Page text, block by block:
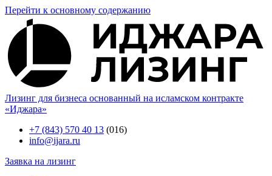
Перейти к основному содержанию
Лизинг для бизнеса основанный на исламском контракте
«Иджара»
+7 (843) 570 40 13 (016)
info@ijara.ru
Заявка на лизинг